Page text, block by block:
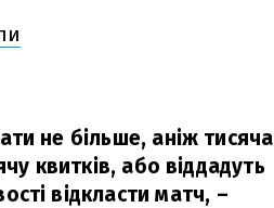
не більше, аніж тисяча
квитків, або віддадуть
відкласти матч, –